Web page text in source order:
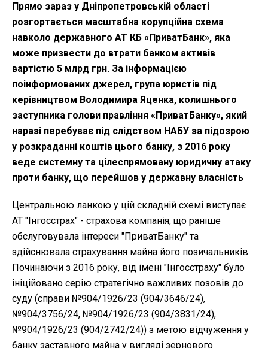
Прямо зараз у Дніпропетровській області
розгортається масштабна корупційна схема
навколо державного АТ КБ «ПриватБанк», яка
може призвести до втрати банком активів
вартістю 5 млрд грн. За інформацією
поінформованих джерел, група юристів під
керівництвом Володимира Яценка, колишнього
заступника голови правління «ПриватБанку», який
наразі перебуває під слідством НАБУ за підозрою
у розкраданні коштів цього банку, з 2016 року
веде системну та цілеспрямовану юридичну атаку
проти банку, що перейшов у державну власність
Центральною ланкою у цій складній схемі виступає
АТ "Інгосстрах" - страхова компанія, що раніше
обслуговувала інтереси "ПриватБанку" та
здійснювала страхування майна його позичальників.
Починаючи з 2016 року, від імені "Інгосстраху" було
ініційовано серію стратегічно важливих позовів до
суду (справи №904/1926/23 (904/3646/24),
№904/3756/24, №904/1926/23 (904/3831/24),
№904/1926/23 (904/2742/24)) з метою відчуження у
банку заставного майна у вигляді зернового